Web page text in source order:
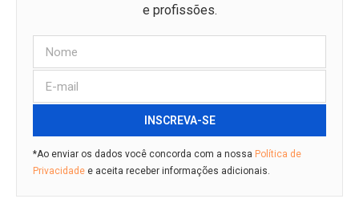
e profissões.
INSCREVA-SE
*Ao enviar os dados você concorda com a nossa Política de
Privacidade e aceita receber informações adicionais.